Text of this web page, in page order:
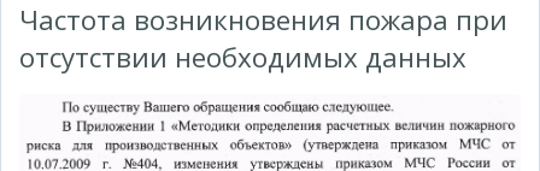
Частота возникновения пожара при
отсутствии необходимых данных